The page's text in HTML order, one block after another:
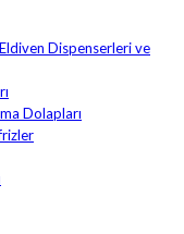
Dispenserleri ve
Dolapları